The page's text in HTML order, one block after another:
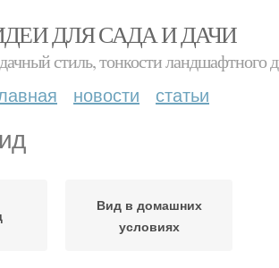
ДЛЯ САДА И ДАЧИ
стиль, тонкости ландшафтного
новости статьи
Вид в домашних
условиях